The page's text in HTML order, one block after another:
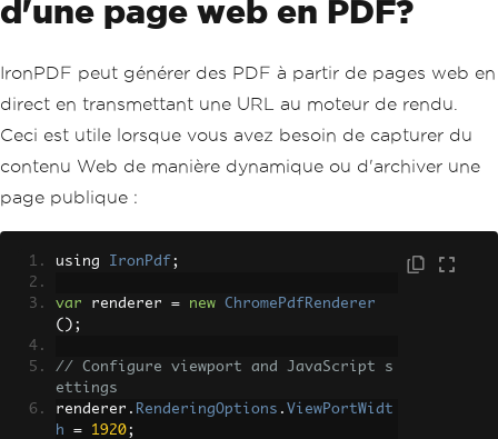
renderer.RenderingOptions .MarginBottom
var pdf = renderer.RenderHtmlAsPdf ( htm
d'une page web en PDF?
IronPDF peut générer des PDF à partir de pages web en
direct en transmettant une URL au moteur de rendu.
Ceci est utile lorsque vous avez besoin de capturer du
contenu Web de manière dynamique ou d'archiver une
page publique :
using IronPdf ;
var renderer = new
ChromePdfRenderer
();
// Configure viewport and JavaScript s
ettings
renderer . RenderingOptions . ViewPortWidt
h
= 1920;